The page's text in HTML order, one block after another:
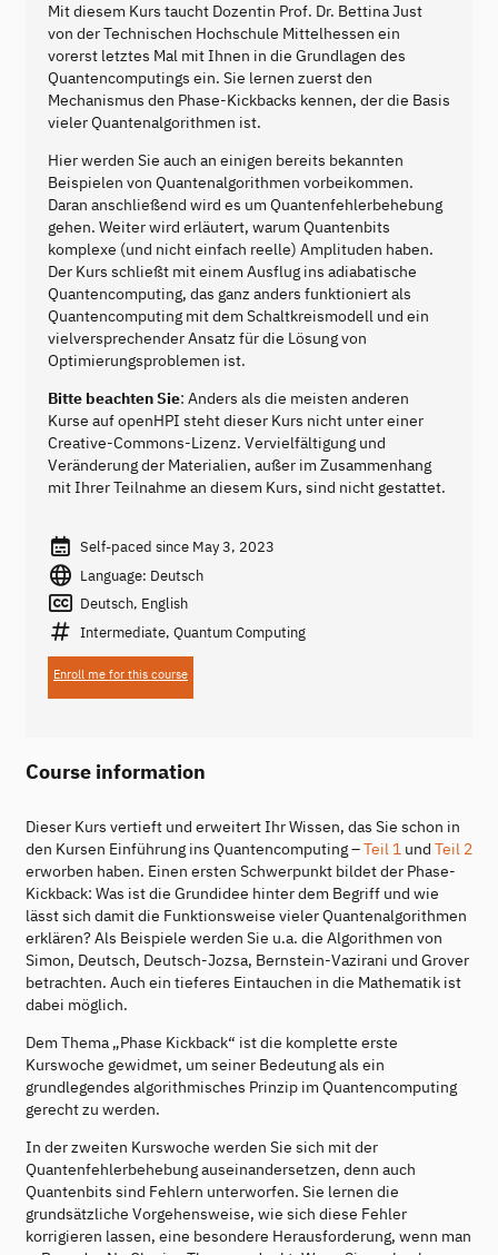
Mit diesem Kurs taucht Dozentin Prof. Dr. Bettina Just
von der Technischen Hochschule Mittelhessen ein
vorerst letztes Mal mit Ihnen in die Grundlagen des
Quantencomputings ein. Sie lernen zuerst den
Mechanismus den Phase-Kickbacks kennen, der die Basis
vieler Quantenalgorithmen ist.
Hier werden Sie auch an einigen bereits bekannten
Beispielen von Quantenalgorithmen vorbeikommen.
Daran anschließend wird es um Quantenfehlerbehebung
gehen. Weiter wird erläutert, warum Quantenbits
komplexe (und nicht einfach reelle) Amplituden haben.
Der Kurs schließt mit einem Ausflug ins adiabatische
Quantencomputing, das ganz anders funktioniert als
Quantencomputing mit dem Schaltkreismodell und ein
vielversprechender Ansatz für die Lösung von
Optimierungsproblemen ist.
Bitte beachten Sie: Anders als die meisten anderen
Kurse auf openHPI steht dieser Kurs nicht unter einer
Creative-Commons-Lizenz. Vervielfältigung und
Veränderung der Materialien, außer im Zusammenhang
mit Ihrer Teilnahme an diesem Kurs, sind nicht gestattet.
Self-paced since May 3, 2023
Language: Deutsch
Deutsch, English
Intermediate, Quantum Computing
Enroll me for this course
Course information
Dieser Kurs vertieft und erweitert Ihr Wissen, das Sie schon in
den Kursen Einführung ins Quantencomputing –Teil 1 und Teil 2
erworben haben. Einen ersten Schwerpunkt bildet der Phase-
Kickback: Was ist die Grundidee hinter dem Begriff und wie
lässt sich damit die Funktionsweise vieler Quantenalgorithmen
erklären? Als Beispiele werden Sie u.a. die Algorithmen von
Simon, Deutsch, Deutsch-Jozsa, Bernstein-Vazirani und Grover
betrachten. Auch ein tieferes Eintauchen in die Mathematik ist
dabei möglich.
Dem Thema „Phase Kickback“ ist die komplette erste
Kurswoche gewidmet, um seiner Bedeutung als ein
grundlegendes algorithmisches Prinzip im Quantencomputing
gerecht zu werden.
In der zweiten Kurswoche werden Sie sich mit der
Quantenfehlerbehebung auseinandersetzen, denn auch
Quantenbits sind Fehlern unterworfen. Sie lernen die
grundsätzliche Vorgehensweise, wie sich diese Fehler
korrigieren lassen, eine besondere Herausforderung, wenn man